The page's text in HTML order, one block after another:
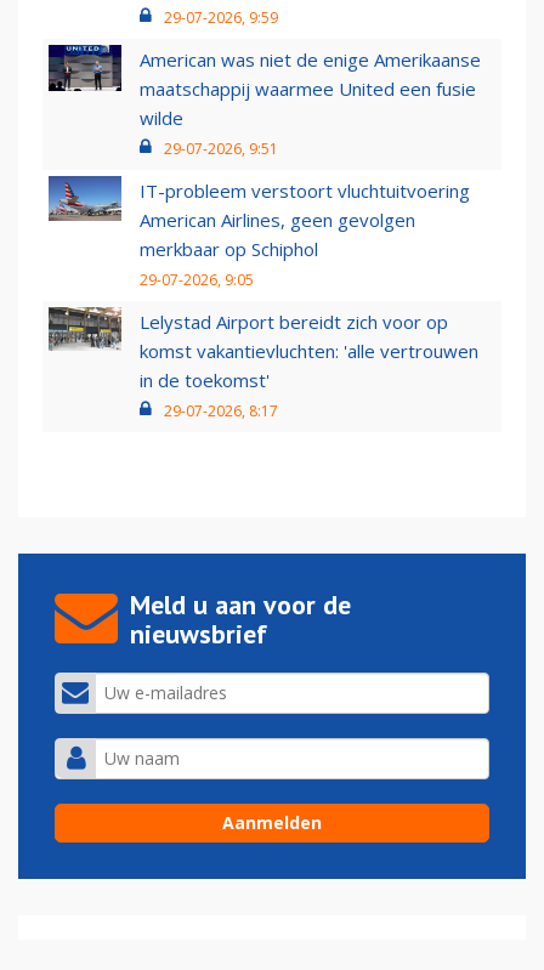
29-07-2026, 9:59
American was niet de enige Amerikaanse
maatschappij waarmee United een fusie
wilde
29-07-2026, 9:51
IT-probleem verstoort vluchtuitvoering
American Airlines, geen gevolgen
merkbaar op Schiphol
29-07-2026, 9:05
Lelystad Airport bereidt zich voor op
komst vakantievluchten: 'alle vertrouwen
in de toekomst'
29-07-2026, 8:17
Meld u aan voor de
nieuwsbrief